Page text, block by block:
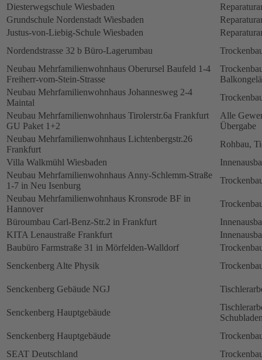
Diesterwegschule Wiesbaden
Grundschule Nordenstadt Wiesbaden
Justus-von-Liebig-Schule Wiesbaden
Nordendstrasse 32 b Büro-Lagerumbau
Neubau Mehrfamilienwohnhaus Oberursel Baufeld 1-4
Freiherr-vom-Stein-Strasse
Neubau Mehrfamilienwohnhaus Johannesweg 2-4
Maintal
Neubau Mehrfamilienwohnhaus Tirolerstr.6a Frankfurt
GU Paket 1+2
Alle
Übergabe
Neubau Mehrfamilienwohnhaus Lichtenbergstr.26
Frankfurt
Rohbau,
Villa Walkmühl Wiesbaden
Neubau Mehrfamilienwohnhaus Anny-Schlemm-Straße
1-7 in Neu Isenburg
Neubau Mehrfamilienwohnhaus Kronsrode BF in
Hannover
Büroumbau Carl-Benz-Str.2 in Frankfurt
KITA Lenaustraße Frankfurt
Baubüro Farmstraße 31 in Mörfelden-Walldorf
Senckenberg Alte Physik
Senckenberg Gebäude NGJ
Senckenberg Hauptgebäude
Senckenberg Hauptgebäude
SEAT Deutschland